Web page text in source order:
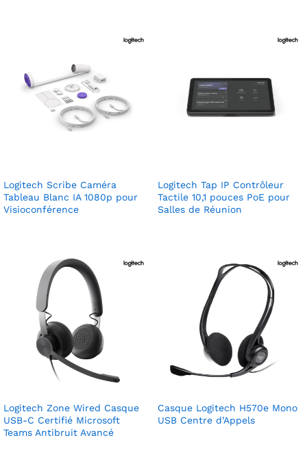
Logitech Scribe Caméra
Tableau Blanc IA 1080p pour
Visioconférence
Logitech Tap IP Contrôleur
Tactile 10,1 pouces PoE pour
Salles de Réunion
Logitech Zone Wired Casque
USB-C Certifié Microsoft
Teams Antibruit Avancé
Casque Logitech H570e Mono
USB Centre d’Appels